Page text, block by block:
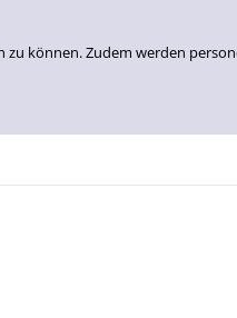
können. Zudem werden